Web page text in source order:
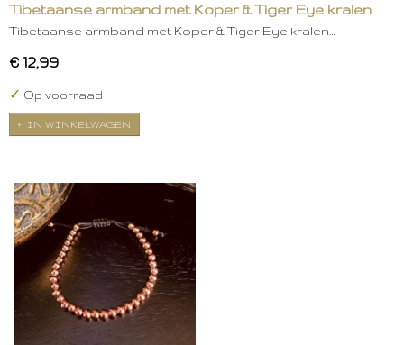
Tibetaanse armband met Koper & Tiger Eye kralen
Tibetaanse armband met Koper & Tiger Eye kralen…
€ 12,99
✓ Op voorraad
IN WINKELWAGEN